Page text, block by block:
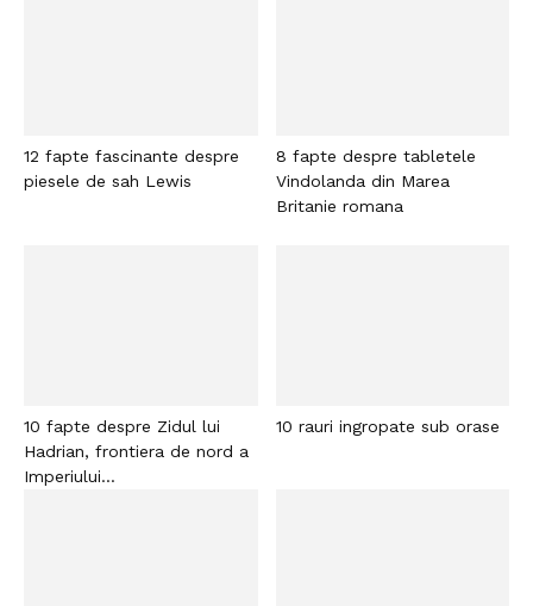
12 fapte fascinante despre
piesele de sah Lewis
8 fapte despre tabletele
Vindolanda din Marea
Britanie romana
10 fapte despre Zidul lui
Hadrian, frontiera de nord a
Imperiului...
10 rauri ingropate sub orase